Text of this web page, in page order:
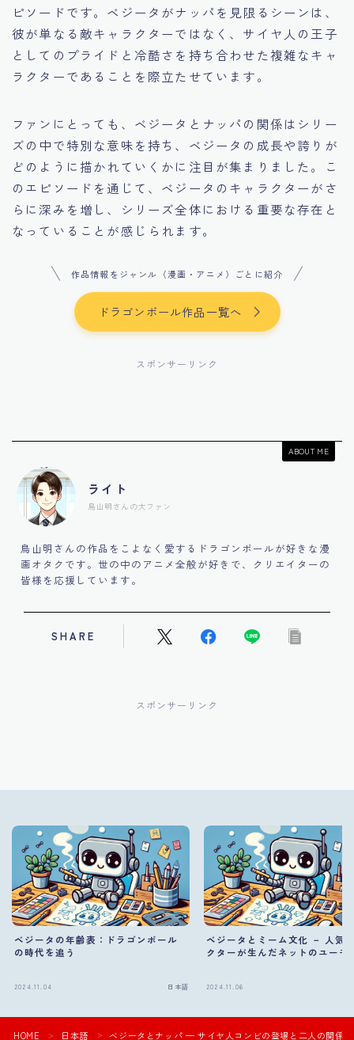
ピソードです。ベジータがナッパを見限るシーンは、
彼が単なる敵キャラクターではなく、サイヤ人の王子
としてのプライドと冷酷さを持ち合わせた複雑なキャ
ラクターであることを際立たせています。
ファンにとっても、ベジータとナッパの関係はシリー
ズの中で特別な意味を持ち、ベジータの成長や誇りが
どのように描かれていくかに注目が集まりました。こ
のエピソードを通じて、ベジータのキャラクターがさ
らに深みを増し、シリーズ全体における重要な存在と
なっていることが感じられます。
作品情報をジャンル（漫画・アニメ）ごとに紹介
ドラゴンボール作品一覧へ
スポンサーリンク
ABOUT ME
ライト
鳥山明さんの大ファン
鳥山明さんの作品をこよなく愛するドラゴンボールが好きな漫
画オタクです。世の中のアニメ全般が好きで、クリエイターの
皆様を応援しています。
SHARE
スポンサーリンク
ベジータの年齢表：ドラゴンボール
の時代を追う
2024.11.04 日本語
ベジータとミーム文化 － 人気
クターが生んだネットのユーモ
2024.11.06
HOME ＞ 日本語 ＞ ベジータとナッパ — サイヤ人コンビの登場と二人の関係